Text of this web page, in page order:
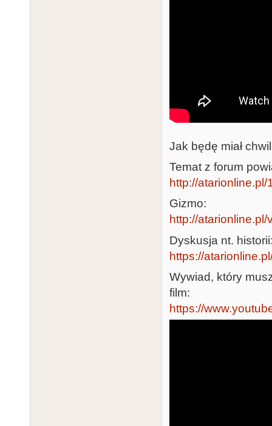
Jak będę miał
Temat z forum
http://
Gizmo:
http://
Dyskusja nt.
https://
Wywiad, który
film:
https://